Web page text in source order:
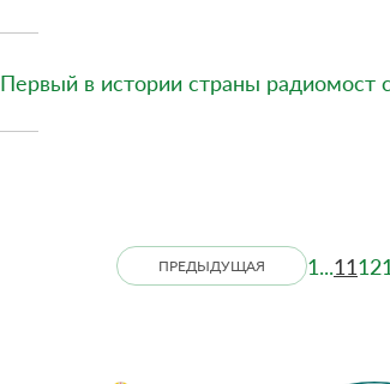
Первый в истории страны радиомост
ПРЕДЫДУЩАЯ 1...1112